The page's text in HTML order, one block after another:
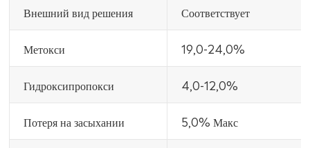
Внешний вид решения Соответствует
Метокси 19,0-24,0%
Гидроксипропокси 4,0-12,0%
Потеря на засыхании 5,0% Макс